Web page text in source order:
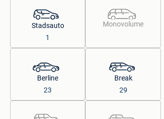
Stadsauto
1
Monovolume
Berline
23
Break
29